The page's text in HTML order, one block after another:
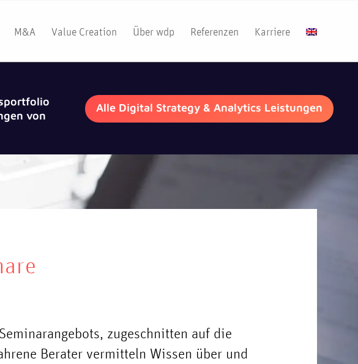
M&A Value Creation Über wdp Referenzen Karriere
von
Alle Digital Strategy & Analytics Leistungen
zugeschnitten auf die
Berater vermitteln Wissen über und